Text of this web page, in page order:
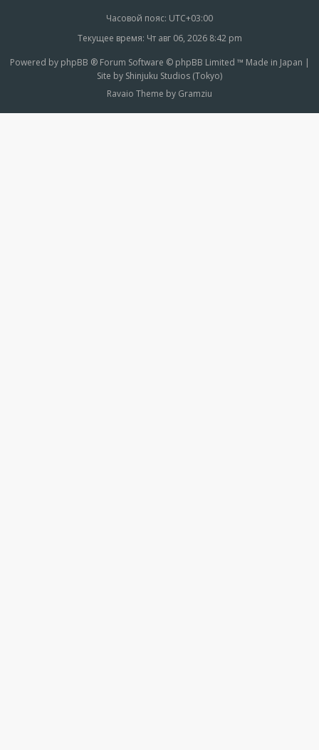
Часовой пояс: UTC+03:00
Текущее время: Чт авг 06, 2026 8:42 pm
Powered by phpBB ® Forum Software © phpBB Limited ™ Made in Japan |
Site by Shinjuku Studios (Tokyo)
Ravaio Theme by Gramziu